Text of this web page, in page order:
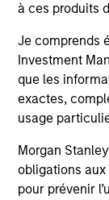
à ces produits
Je comprends
Investment
que les
exactes,
usage
Morgan
obligations
pour prévenir